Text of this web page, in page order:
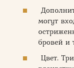
могут
бровей и
Цвет.